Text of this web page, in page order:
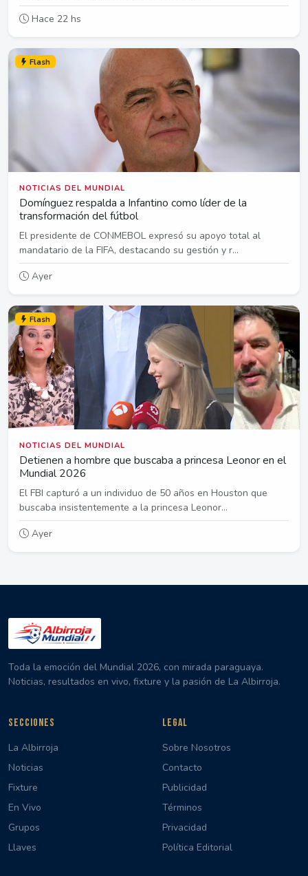
Hace 22 hs
Flash
NOTICIAS DEL MUNDIAL
Domínguez respalda a Infantino como líder de la
transformación del fútbol
El presidente de CONMEBOL expresó su apoyo total al
mandatario de la FIFA, destacando su gestión y r...
Ayer
Flash
NOTICIAS DEL MUNDIAL
Detienen a hombre que buscaba a princesa Leonor en el
Mundial 2026
El FBI capturó a un individuo de 50 años en Houston que
buscaba insistentemente a la princesa Leonor...
Ayer
Toda la emoción del Mundial 2026, con mirada paraguaya.
Noticias, resultados en vivo, fixture y la pasión de La Albirroja.
SECCIONES
La Albirroja
Noticias
Fixture
En Vivo
Grupos
Llaves
LEGAL
Sobre Nosotros
Contacto
Publicidad
Términos
Privacidad
Política Editorial